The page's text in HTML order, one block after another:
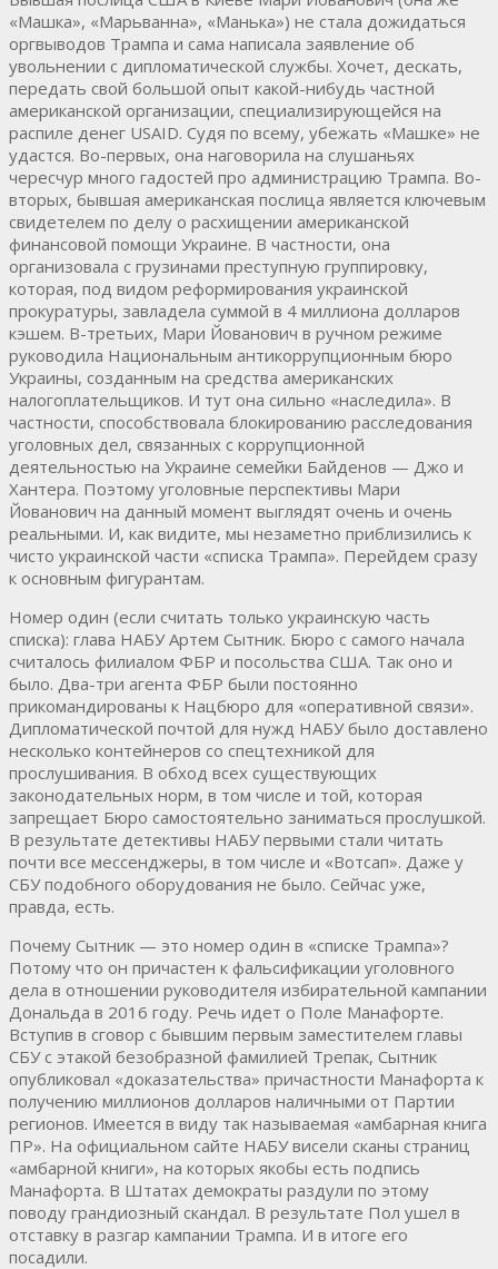
«Машка», «Марьванна», «Манька») не стала дожидаться
оргвыводов Трампа и сама написала заявление об
увольнении с дипломатической службы. Хочет, дескать,
передать свой большой опыт какой-нибудь частной
американской организации, специализирующейся на
распиле денег USAID. Судя по всему, убежать «Машке» не
удастся. Во-первых, она наговорила на слушаньях
чересчур много гадостей про администрацию Трампа. Во-
вторых, бывшая американская послица является ключевым
свидетелем по делу о расхищении американской
финансовой помощи Украине. В частности, она
организовала с грузинами преступную группировку,
которая, под видом реформирования украинской
прокуратуры, завладела суммой в 4 миллиона долларов
кэшем. В-третьих, Мари Йованович в ручном режиме
руководила Национальным антикоррупционным бюро
Украины, созданным на средства американских
налогоплательщиков. И тут она сильно «наследила». В
частности, способствовала блокированию расследования
уголовных дел, связанных с коррупционной
деятельностью на Украине семейки Байденов — Джо и
Хантера. Поэтому уголовные перспективы Мари
Йованович на данный момент выглядят очень и очень
реальными. И, как видите, мы незаметно приблизились к
чисто украинской части «списка Трампа». Перейдем сразу
к основным фигурантам.
Номер один (если считать только украинскую часть
списка): глава НАБУ Артем Сытник. Бюро с самого начала
считалось филиалом ФБР и посольства США. Так оно и
было. Два-три агента ФБР были постоянно
прикомандированы к Нацбюро для «оперативной связи».
Дипломатической почтой для нужд НАБУ было доставлено
несколько контейнеров со спецтехникой для
прослушивания. В обход всех существующих
законодательных норм, в том числе и той, которая
запрещает Бюро самостоятельно заниматься прослушкой.
В результате детективы НАБУ первыми стали читать
почти все мессенджеры, в том числе и «Вотсап». Даже у
СБУ подобного оборудования не было. Сейчас уже,
правда, есть.
Почему Сытник — это номер один в «списке Трампа»?
Потому что он причастен к фальсификации уголовного
дела в отношении руководителя избирательной кампании
Дональда в 2016 году. Речь идет о Поле Манафорте.
Вступив в сговор с бывшим первым заместителем главы
СБУ с этакой безобразной фамилией Трепак, Сытник
опубликовал «доказательства» причастности Манафорта к
получению миллионов долларов наличными от Партии
регионов. Имеется в виду так называемая «амбарная книга
ПР». На официальном сайте НАБУ висели сканы страниц
«амбарной книги», на которых якобы есть подпись
Манафорта. В Штатах демократы раздули по этому
поводу грандиозный скандал. В результате Пол ушел в
отставку в разгар кампании Трампа. И в итоге его
посадили.